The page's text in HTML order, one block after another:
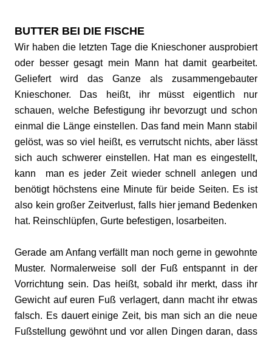
BUTTER BEI DIE FISCHE
Wir haben die letzten Tage die Knieschoner ausprobiert
oder besser gesagt mein Mann hat damit gearbeitet.
Geliefert wird das Ganze als zusammengebauter
Knieschoner. Das heißt, ihr müsst eigentlich nur
schauen, welche Befestigung ihr bevorzugt und schon
einmal die Länge einstellen. Das fand mein Mann stabil
gelöst, was so viel heißt, es verrutscht nichts, aber lässt
sich auch schwerer einstellen. Hat man es eingestellt,
kann man es jeder Zeit wieder schnell anlegen und
benötigt höchstens eine Minute für beide Seiten. Es ist
also kein großer Zeitverlust, falls hier jemand Bedenken
hat. Reinschlüpfen, Gurte befestigen, losarbeiten.
Gerade am Anfang verfällt man noch gerne in gewohnte
Muster. Normalerweise soll der Fuß entspannt in der
Vorrichtung sein. Das heißt, sobald ihr merkt, dass ihr
Gewicht auf euren Fuß verlagert, dann macht ihr etwas
falsch. Es dauert einige Zeit, bis man sich an die neue
Fußstellung gewöhnt und vor allen Dingen daran, dass